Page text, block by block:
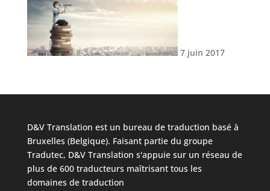
7 juin 2017
D&V Translation est un bureau de traduction basé à
Bruxelles (Belgique). Faisant partie du groupe
Tradutec, D&V Translation s'appuie sur un réseau de
plus de 600 traducteurs maîtrisant tous les
domaines de traduction